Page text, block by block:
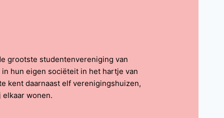
grootste studentenvereniging van
hun eigen sociëteit in het hartje van
kent daarnaast elf verenigingshuizen,
wonen.